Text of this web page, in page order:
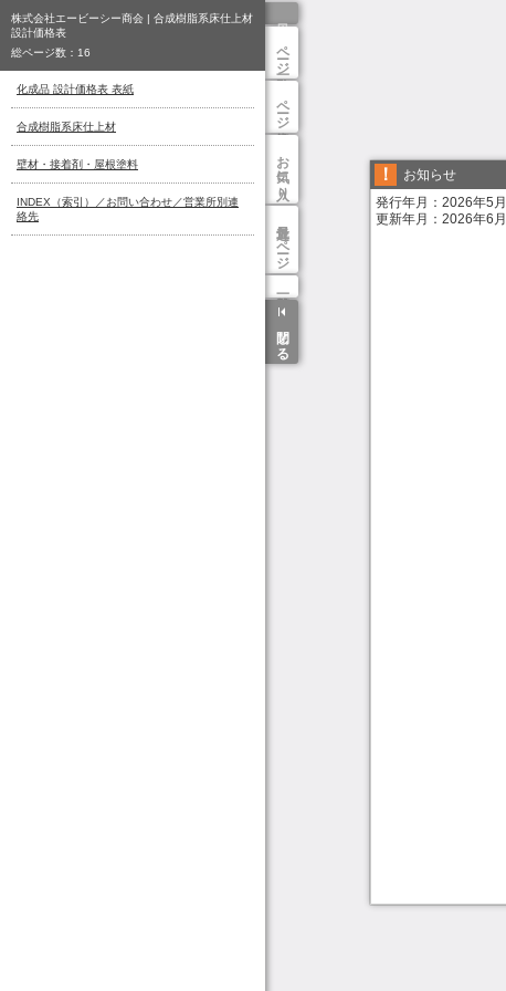
ページ一覧
ページ検索
お気に入り
最近見たページ
閉じる
株式会社エービーシー商会 | 合成樹脂系床仕上材
設計価格表
総ページ数： 16
化成品 設計価格表 表紙
合成樹脂系床仕上材
壁材・接着剤・屋根塗料
INDEX（索引）／お問い合わせ／営業所別連
絡先
お知らせ
発行年月：2026年5月
更新年月：2026年6月